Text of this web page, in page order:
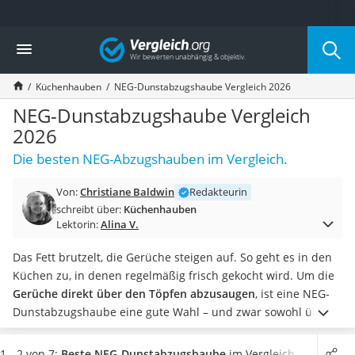
Die beliebtesten Vergleiche nach Kategorie
Haushalt
Wassersprudler
Zentralstaubsauger
Brotbackautomat
Wischroboter
Wäschespinne
Industriestaubsauger
Akku-Staubsauger
Eierkocher
AEG-Waschmaschine
Saug-Wisch-Roboter
Handstaubsauger
Milchaufschäumer
Kondenstrockner
Reiskocher
Vergleich
Küchenhauben NEG-Dunstabzugshaube Vergleich 2026
NEG-Dunstabzugshaube Vergleich
2026
Die besten NEG-Abzugshauben im Vergleich.
Von:Christiane Baldwin
Redakteurin
schreibt über: Küchenhauben
Lektorin:Alina V.
Das Fett brutzelt, die Gerüche steigen auf. So geht es in den
Küchen zu, in denen regelmäßig frisch gekocht wird. Um die
Gerüche direkt über den Töpfen abzusaugen, ist eine NEG-
Dunstabzugshaube eine gute Wahl – und zwar sowohl über
einemInduktionskochfeldals auch über Glaskeramik-
Kochfeldern.In der Tabelle finden Sie NEG-